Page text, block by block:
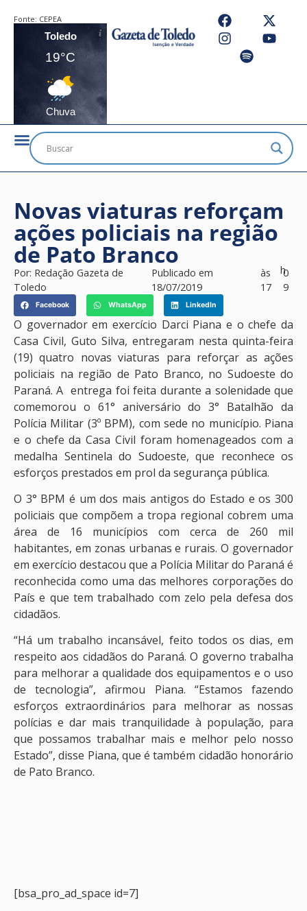
Fonte: CEPEA
Toledo
19°C
Chuva
Novas viaturas reforçam
ações policiais na região
de Pato Branco
Por: Redação Gazeta de
Toledo
Publicado em
18/07/2019
às
17
h0
9
Facebook WhatsApp LinkedIn
O governador em exercício Darci Piana e o chefe da
Casa Civil, Guto Silva, entregaram nesta quinta-feira
(19) quatro novas viaturas para reforçar as ações
policiais na região de Pato Branco, no Sudoeste do
Paraná. A entrega foi feita durante a solenidade que
comemorou o 61° aniversário do 3° Batalhão da
Polícia Militar (3º BPM), com sede no município. Piana
e o chefe da Casa Civil foram homenageados com a
medalha Sentinela do Sudoeste, que reconhece os
esforços prestados em prol da segurança pública.
O 3° BPM é um dos mais antigos do Estado e os 300
policiais que compõem a tropa regional cobrem uma
área de 16 municípios com cerca de 260 mil
habitantes, em zonas urbanas e rurais. O governador
em exercício destacou que a Polícia Militar do Paraná é
reconhecida como uma das melhores corporações do
País e que tem trabalhado com zelo pela defesa dos
cidadãos.
“Há um trabalho incansável, feito todos os dias, em
respeito aos cidadãos do Paraná. O governo trabalha
para melhorar a qualidade dos equipamentos e o uso
de tecnologia”, afirmou Piana. “Estamos fazendo
esforços extraordinários para melhorar as nossas
polícias e dar mais tranquilidade à população, para
que possamos trabalhar mais e melhor pelo nosso
Estado”, disse Piana, que é também cidadão honorário
de Pato Branco.
[bsa_pro_ad_space id=7]